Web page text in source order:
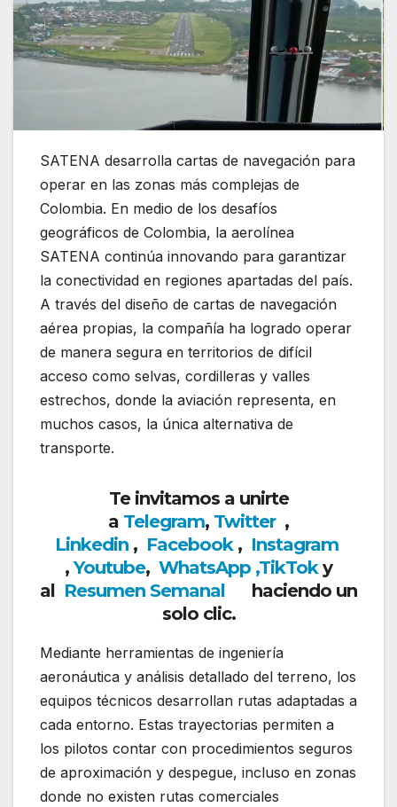
SATENA desarrolla cartas de navegación para
operar en las zonas más complejas de
Colombia. En medio de los desafíos
geográficos de Colombia, la aerolínea
SATENA continúa innovando para garantizar
la conectividad en regiones apartadas del país.
A través del diseño de cartas de navegación
aérea propias, la compañía ha logrado operar
de manera segura en territorios de difícil
acceso como selvas, cordilleras y valles
estrechos, donde la aviación representa, en
muchos casos, la única alternativa de
transporte.
Te invitamos a unirte
a Telegram, Twitter ,
Linkedin, Facebook, Instagram
,Youtube, WhatsApp ,TikToky
al Resumen Semanal haciendo un
solo clic.
Mediante herramientas de ingeniería
aeronáutica y análisis detallado del terreno, los
equipos técnicos desarrollan rutas adaptadas a
cada entorno. Estas trayectorias permiten a
los pilotos contar con procedimientos seguros
de aproximación y despegue, incluso en zonas
donde no existen rutas comerciales